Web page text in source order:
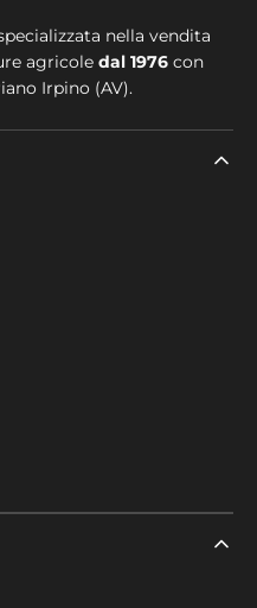
nella vendita
agricole dal 1976 con
Irpino (AV).